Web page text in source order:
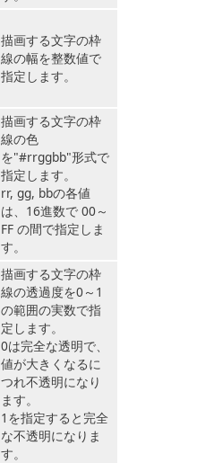
描画する文字の枠
線の幅を整数値で
指定します。
描画する文字の枠
線の色
を"#rrggbb"形式で
指定します。
rr, gg, bbの各値
は、16進数で 00～
FF の間で指定しま
す。
描画する文字の枠
線の透過度を0～1
の範囲の実数で指
定します。
0は完全な透明で、
値が大きくなるに
つれ不透明になり
ます。
1を指定すると完全
な不透明になりま
す。